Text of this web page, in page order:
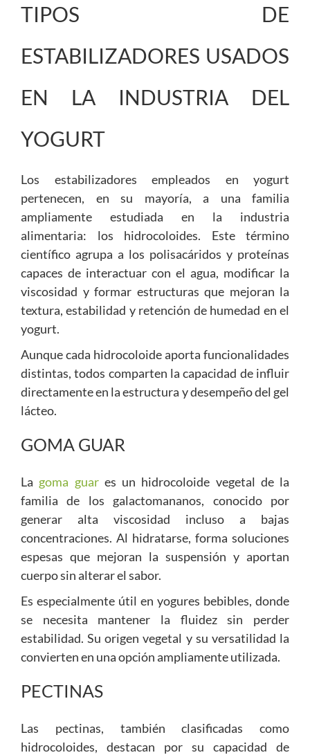
TIPOS DE
ESTABILIZADORES USADOS
EN LA INDUSTRIA DEL
YOGURT
Los estabilizadores empleados en yogurt
pertenecen, en su mayoría, a una familia
ampliamente estudiada en la industria
alimentaria: los hidrocoloides. Este término
científico agrupa a los polisacáridos y proteínas
capaces de interactuar con el agua, modificar la
viscosidad y formar estructuras que mejoran la
textura, estabilidad y retención de humedad en el
yogurt.
Aunque cada hidrocoloide aporta funcionalidades
distintas, todos comparten la capacidad de influir
directamente en la estructura y desempeño del gel
lácteo.
GOMA GUAR
La goma guares un hidrocoloide vegetal de la
familia de los galactomananos, conocido por
generar alta viscosidad incluso a bajas
concentraciones. Al hidratarse, forma soluciones
espesas que mejoran la suspensión y aportan
cuerpo sin alterar el sabor.
Es especialmente útil en yogures bebibles, donde
se necesita mantener la fluidez sin perder
estabilidad. Su origen vegetal y su versatilidad la
convierten en una opción ampliamente utilizada.
PECTINAS
Las pectinas, también clasificadas como
hidrocoloides, destacan por su capacidad de